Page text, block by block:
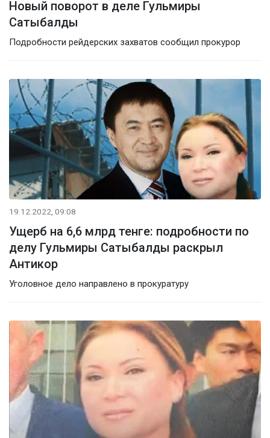
Новый поворот в деле Гульмиры
Сатыбалды
Подробности рейдерских захватов сообщил прокурор
19.12.2022, 09:08
Ущерб на 6,6 млрд тенге: подробности по
делу Гульмиры Сатыбалды раскрыл
Антикор
Уголовное дело направлено в прокуратуру